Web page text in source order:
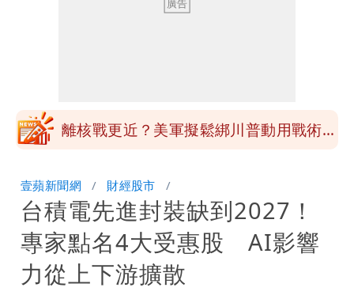
姜厚任自爆「和女友前夫是好友」 駁斥
孫戀」 75歲男星傻淪小王一場空
離核戰更近？美軍擬鬆綁川普動用戰術性
周溼答答
Tim哥慘成淹水戶 貨物及電腦全泡水！
他崩潰喊完蛋
黑面嫁女席開200桌搞成演唱會 她嫌高
調轉為感動「這是他愛我的方式」
以色列媒體驚爆：伊朗最高領袖緊急送醫
壹蘋新聞網 財經股市
台積電先進封裝缺到2027！
專家點名4大受惠股 AI影響
力從上下游擴散